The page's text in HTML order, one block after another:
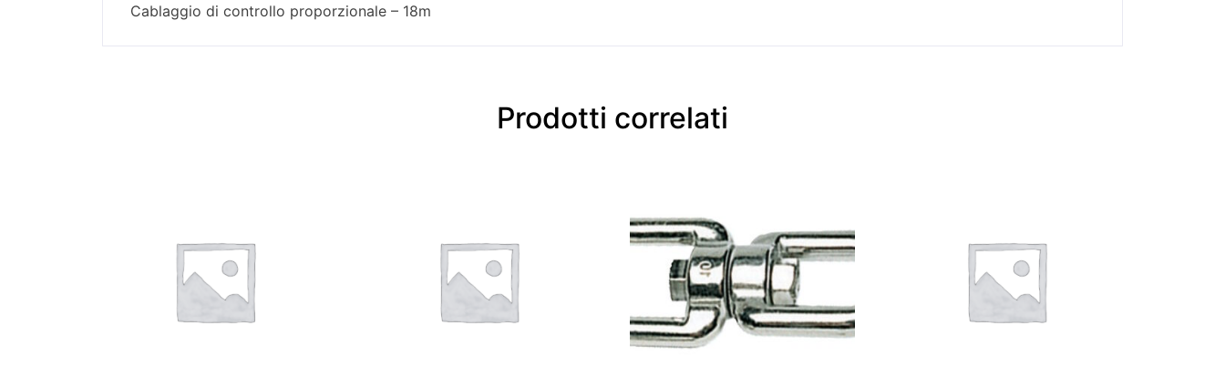
Cablaggio di controllo proporzionale – 18m
Prodotti correlati